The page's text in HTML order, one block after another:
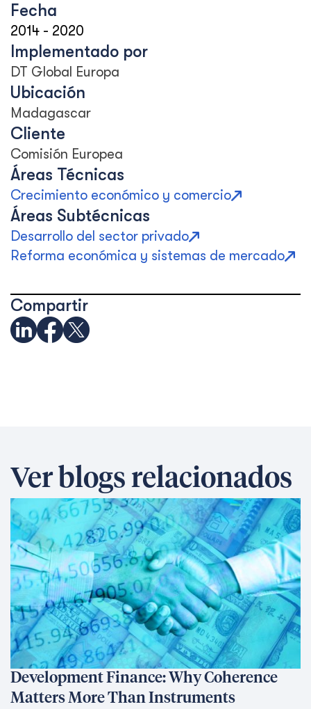
Fecha
2014 - 2020
Implementado por
DT Global Europa
Ubicación
Madagascar
Cliente
Comisión Europea
Áreas Técnicas
Crecimiento económico y comercio
Áreas Subtécnicas
Desarrollo del sector privado
Reforma económica y sistemas de mercado
Compartir
Ver blogs relacionados
Development Finance: Why Coherence
Matters More Than Instruments